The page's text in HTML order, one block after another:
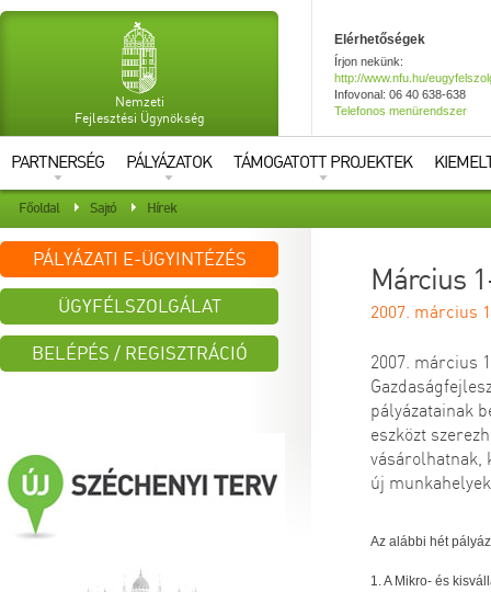
Nemzeti
Fejlesztési Ügynökség
Elérhetőségek
Írjon nekünk:
http://www.nfu.hu/
Infovonal: 06 40 638-638
Telefonos menürendszer
PARTNERSÉG PÁLYÁZATOK TÁMOGATOTT PROJEKTEK
Főoldal Sajtó Hírek
PÁLYÁZATI E-ÜGYINTÉZÉS
ÜGYFÉLSZOLGÁLAT
BELÉPÉS / REGISZTRÁCIÓ
Jelszó:
Elfelejtett jelszó
Március
2007. március
2007. március
pályázatainak
eszközt
vásárolhatnak,
új
Az alábbi hét
1. A Mikro- és